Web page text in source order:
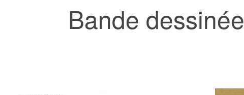
Bande dessinée